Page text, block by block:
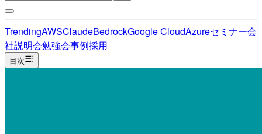
TrendingAWSClaudeBedrockGoogle CloudAzureセミナー会
社説明会勉強会事例採用
目次